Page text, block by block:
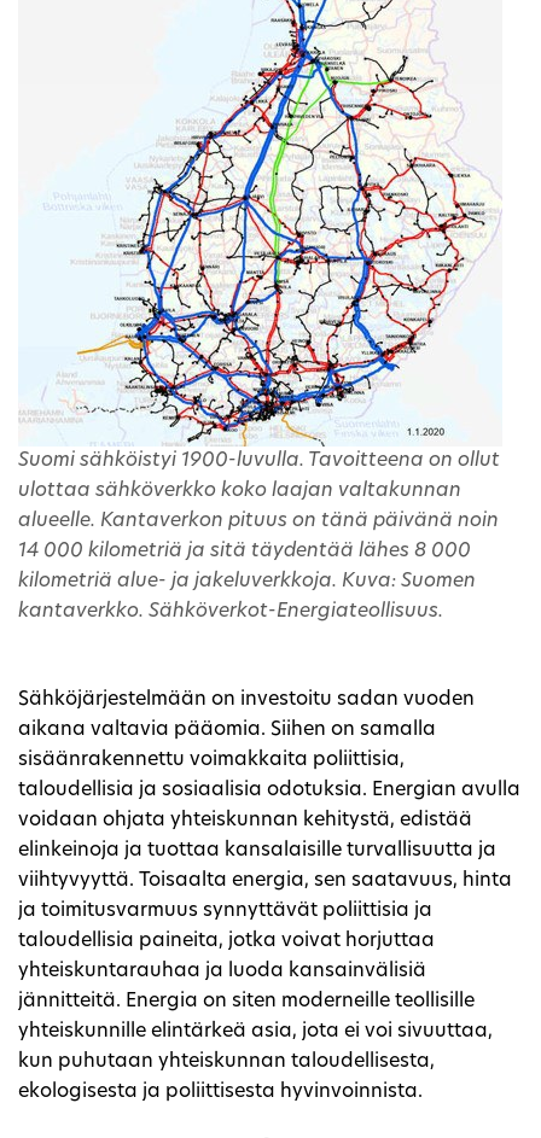
Suomi sähköistyi 1900-luvulla. Tavoitteena on ollut
ulottaa sähköverkko koko laajan valtakunnan
alueelle. Kantaverkon pituus on tänä päivänä noin
14 000 kilometriä ja sitä täydentää lähes 8 000
kilometriä alue- ja jakeluverkkoja. Kuva: Suomen
kantaverkko. Sähköverkot-Energiateollisuus.
Sähköjärjestelmään on investoitu sadan vuoden
aikana valtavia pääomia. Siihen on samalla
sisäänrakennettu voimakkaita poliittisia,
taloudellisia ja sosiaalisia odotuksia. Energian avulla
voidaan ohjata yhteiskunnan kehitystä, edistää
elinkeinoja ja tuottaa kansalaisille turvallisuutta ja
viihtyvyyttä. Toisaalta energia, sen saatavuus, hinta
ja toimitusvarmuus synnyttävät poliittisia ja
taloudellisia paineita, jotka voivat horjuttaa
yhteiskuntarauhaa ja luoda kansainvälisiä
jännitteitä. Energia on siten moderneille teollisille
yhteiskunnille elintärkeä asia, jota ei voi sivuuttaa,
kun puhutaan yhteiskunnan taloudellisesta,
ekologisesta ja poliittisesta hyvinvoinnista.